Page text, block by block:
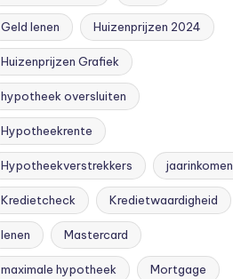
Geld lenen Huizenprijzen 2024
Huizenprijzen Grafiek
hypotheek oversluiten
Hypotheekrente
Hypotheekverstrekkers jaarinkomen
Kredietcheck Kredietwaardigheid
lenen Mastercard
maximale hypotheek Mortgage